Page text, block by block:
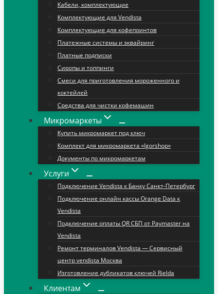
Кабели, комплектующие
Комплектующие для Vendista
Комплектующие для кофепоинтов
Платежные системы и эквайринг
Платные подписки
Сиропы и топпинги
Смеси для приготовления мороженного и
коктейлей
Средства для чистки кофемашин
Микромаркеты
Купить микромаркет под ключ
Комплект для микромаркета «Igorshop»
Документы по микромаркетам
Услуги
Подключение Vendista к Банку Санкт-Петербург
Подключение онлайн кассы Orange Data к
Vendista
Подключение оплаты QR СБП от Paymaster на
Vendista
Ремонт терминалов Vendista — Сервисный
центр vendista Москва
Изготовление дубликатов ключей Rielda
Клиентам